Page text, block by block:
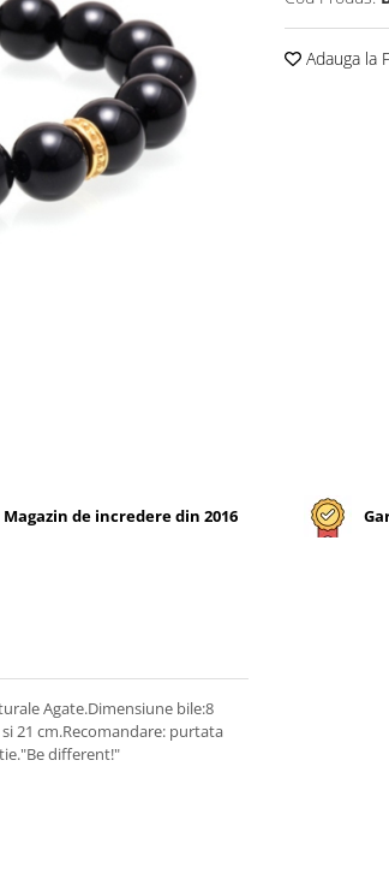
Adauga la
Magazin de incredere din 2016
Agate.Dimensiune bile:8
21 cm.Recomandare: purtata
different!"